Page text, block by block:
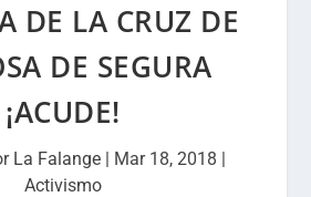
DE LA CRUZ DE
DE SEGURA
¡ACUDE!
La Falange | Mar 18, 2018 |
Activismo